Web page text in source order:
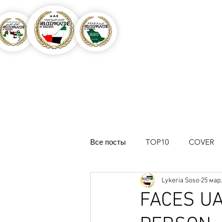
Все посты TOP10 COVER
#BLOGGMAGAZINE UAE
FACES
Lykeria Soso 25